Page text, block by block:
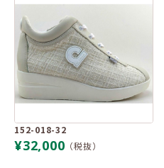
152-018-32
¥32,000 （税抜）